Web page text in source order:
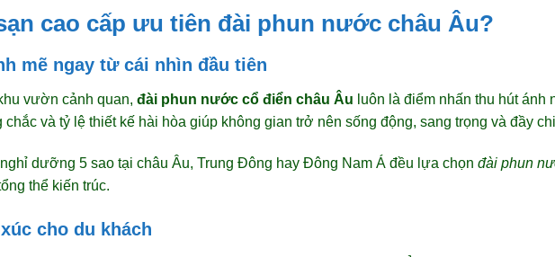
cao cấp ưu tiên đài phun nước châu Âu?
mẽ ngay từ cái nhìn đầu tiên
vườn cảnh quan, đài phun nước cổ điển châu Âu luôn là điểm nhấn thu hút ánh
và tỷ lệ thiết kế hài hòa giúp không gian trở nên sống động, sang trọng và đầy
dưỡng 5 sao tại châu Âu, Trung Đông hay Đông Nam Á đều lựa chọn đài phun
thể kiến trúc.
cho du khách